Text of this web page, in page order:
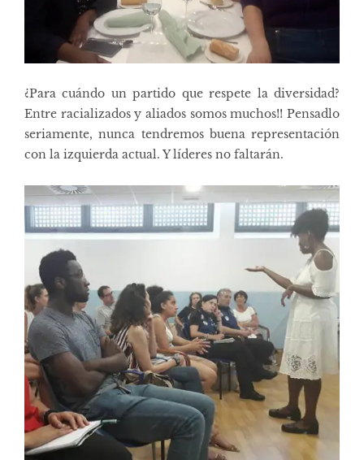
¿Para cuándo un partido que respete la diversidad?
Entre racializados y aliados somos muchos!! Pensadlo
seriamente, nunca tendremos buena representación
con la izquierda actual. Y líderes no faltarán.